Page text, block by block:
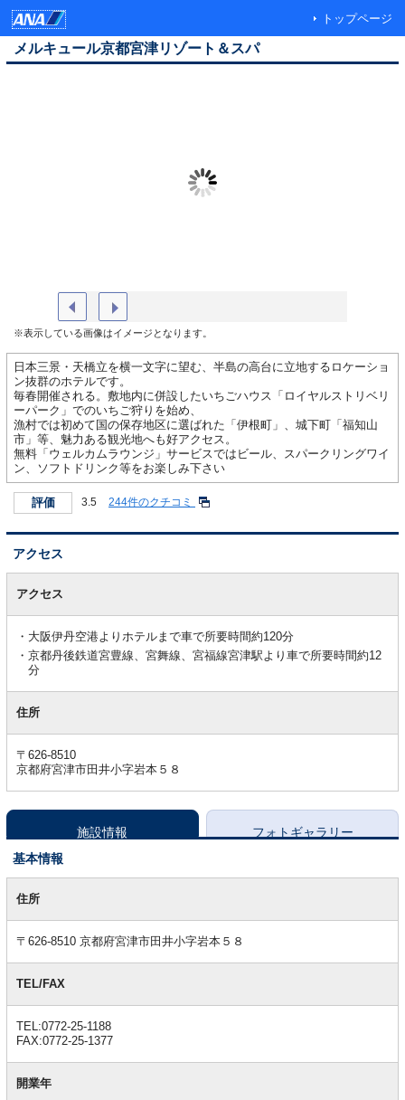
トップページ
メルキュール京都宮津リゾート＆スパ
※表示している画像はイメージとなります。
日本三景・天橋立を横一文字に望む、半島の高台に立地するロケーショ
ン抜群のホテルです。
毎春開催される。敷地内に併設したいちごハウス「ロイヤルストリベリ
ーパーク」でのいちご狩りを始め、
漁村では初めて国の保存地区に選ばれた「伊根町」、城下町「福知山
市」等、魅力ある観光地へも好アクセス。
無料「ウェルカムラウンジ」サービスではビール、スパークリングワイ
ン、ソフトドリンク等をお楽しみ下さい
評価 3.5 244件のクチコミ
アクセス
アクセス
大阪伊丹空港よりホテルまで車で所要時間約120分
京都丹後鉄道宮豊線、宮舞線、宮福線宮津駅より車で所要時間約12
分
住所
〒626-8510
京都府宮津市田井小字岩本５８
施設情報
フォトギャラリー
基本情報
本住所
〒626-8510 京都府宮津市田井小字岩本５８
TEL/FAX
TEL:0772-25-1188
FAX:0772-25-1377
開業年